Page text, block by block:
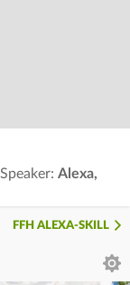
Alexa,
FFH ALEXA-SKILL